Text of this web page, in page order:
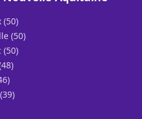
(50)
(50)
(50)